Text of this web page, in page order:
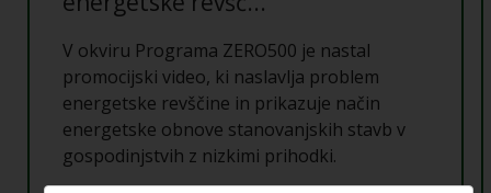
V okviru Programa ZERO500 je nastal
promocijski video, ki naslavlja problem
energetske revščine in prikazuje način
energetske obnove stanovanjskih stavb v
gospodinjstvih z nizkimi prihodki.